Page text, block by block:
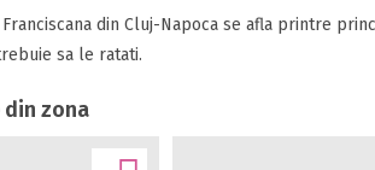
Franciscana din Cluj-Napoca se afla printre
sa le ratati.
zona